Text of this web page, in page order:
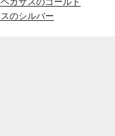
のシルバー